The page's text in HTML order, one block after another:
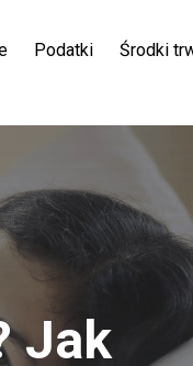
Podatki Środki
Jak